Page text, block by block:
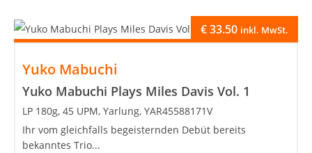
Yuko Mabuchi
Yuko Mabuchi Plays Miles Davis Vol. 1
€33.50 inkl. MwSt.
LP 180g, 45 UPM, Yarlung, YAR45588171V
Ihr vom gleichfalls begeisternden Debüt bereits
bekanntes Trio...